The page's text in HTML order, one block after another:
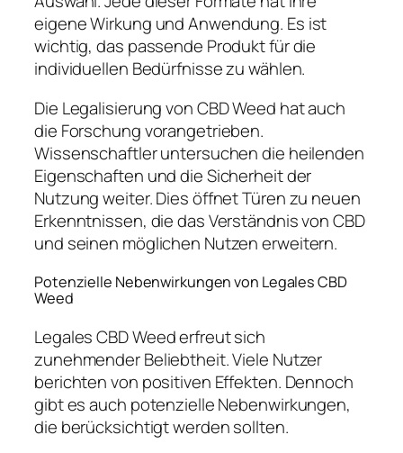
eigene Wirkung und Anwendung. Es ist
wichtig, das passende Produkt für die
individuellen Bedürfnisse zu wählen.
Die Legalisierung von CBD Weed hat auch
die Forschung vorangetrieben.
Wissenschaftler untersuchen die heilenden
Eigenschaften und die Sicherheit der
Nutzung weiter. Dies öffnet Türen zu neuen
Erkenntnissen, die das Verständnis von CBD
und seinen möglichen Nutzen erweitern.
Potenzielle Nebenwirkungen von Legales CBD
Weed
Legales CBD Weed erfreut sich
zunehmender Beliebtheit. Viele Nutzer
berichten von positiven Effekten. Dennoch
gibt es auch potenzielle Nebenwirkungen,
die berücksichtigt werden sollten.